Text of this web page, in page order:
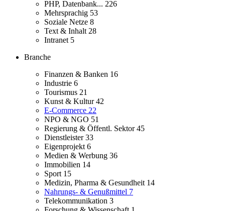
PHP, Datenbank... 226
Mehrsprachig 53
Soziale Netze 8
Text & Inhalt 28
Intranet 5
Branche
Finanzen & Banken 16
Industrie 6
Tourismus 21
Kunst & Kultur42
E-Commerce 22
NPO & NGO 51
Regierung & Öffentl. Sektor45
Dienstleister33
Eigenprojekt 6
Medien & Werbung 36
Immobilien 14
Sport 15
Medizin, Pharma & Gesundheit 14
Nahrungs- & Genußmittel 7
Telekommunikation 3